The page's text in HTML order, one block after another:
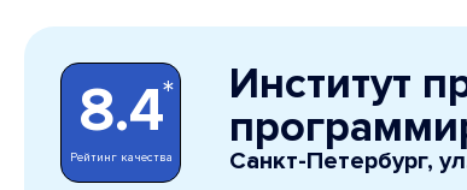
8.4*
Рейтинг качества
Институт
Санкт-Петербург,